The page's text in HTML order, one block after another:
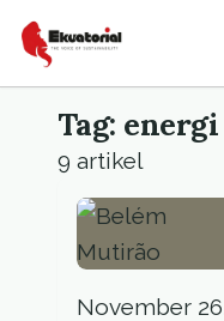
Tag:
9 artikel
November